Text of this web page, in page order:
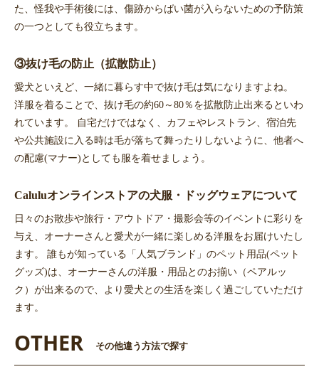
た、怪我や手術後には、傷跡からばい菌が入らないための予防策
の一つとしても役立ちます。
③抜け毛の防止（拡散防止）
愛犬といえど、一緒に暮らす中で抜け毛は気になりますよね。
洋服を着ることで、抜け毛の約60～80％を拡散防止出来るといわ
れています。 自宅だけではなく、カフェやレストラン、宿泊先
や公共施設に入る時は毛が落ちて舞ったりしないように、他者へ
の配慮(マナー)としても服を着せましょう。
Caluluオンラインストアの犬服・ドッグウェアについて
日々のお散歩や旅行・アウトドア・撮影会等のイベントに彩りを
与え、オーナーさんと愛犬が一緒に楽しめる洋服をお届けいたし
ます。 誰もが知っている「人気ブランド」のペット用品(ペット
グッズ)は、オーナーさんの洋服・用品とのお揃い（ペアルッ
ク）が出来るので、より愛犬との生活を楽しく過ごしていただけ
ます。
OTHER その他違う方法で探す